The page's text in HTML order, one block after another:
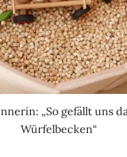
„So gefällt uns
Würfelbecken“